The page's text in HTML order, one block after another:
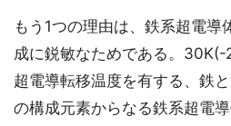
もう1つの理由は、鉄系超電導
成に鋭敏なためである。
超電導転移温度を有する、鉄
の構成元素からなる鉄系超電